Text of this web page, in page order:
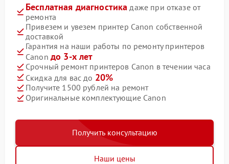
Бесплатная диагностика даже при отказе от
ремонта
Привезем и увезем принтер Canon собственной
доставкой
Гарантия на наши работы по ремонту принтеров
Canon до 3-х лет
Срочный ремонт принтеров Canon в течении часа
Скидка для вас до 20%
Получите 1500 рублей на ремонт
Оригинальные комплектующие Canon
Получить консультацию
Наши цены